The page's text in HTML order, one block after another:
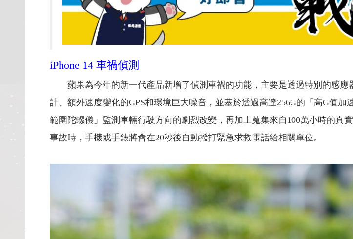
iPhone 14 車禍偵測
蘋果為今年的新一代產品新增了偵測車禍的功能，主要是透過特別的感
計、額外速度變化的GPS和環境巨大噪音， 並基於透過高達256G的「高G值
範圍陀螺儀」監測車輛行駛方向的劇烈改變，再加上蒐集來自100萬小時的真
事故時，手機或手錶將會在20秒後自動撥打緊急求救電話給相關單位。